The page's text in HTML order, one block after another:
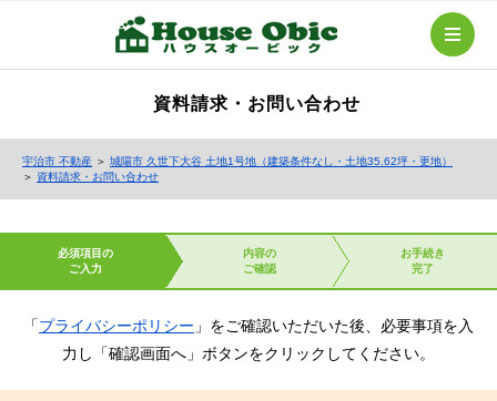
資料請求・お問い合わせ
宇治市 不動産 ＞ 城陽市 久世下大谷 土地1号地（建築条件なし・土地35.62坪・更地）
＞ 資料請求・お問い合わせ
必須項目の
ご入力
内容の
ご確認
お手続き
完了
「プライバシーポリシー 」をご確認いただいた後、必要事項を入
力し「確認画面へ」ボタンをクリックしてください。